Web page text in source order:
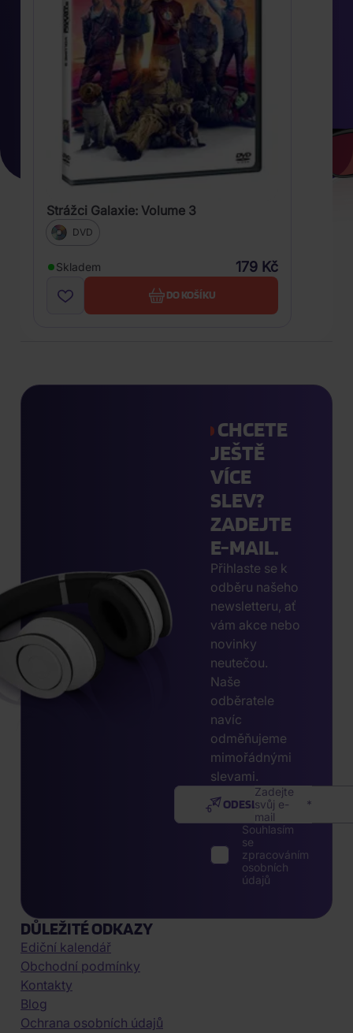
Strážci Galaxie: Volume 3
DVD
Skladem 179 Kč
DO KOŠÍKU
CHCETE
JEŠTĚ
VÍCE
SLEV?
ZADEJTE
E-MAIL.
Přihlaste se k
odběru našeho
newsletteru, ať
vám akce nebo
novinky
neutečou.
Naše
odběratele
navíc
odměňujeme
mimořádnými
slevami.
Zadejte
svůj e-
mail
ODESLAT
Souhlasím
se
zpracováním
osobních
údajů
DŮLEŽITÉ ODKAZY
Ediční kalendář
Obchodní podmínky
Kontakty
Blog
Ochrana osobních údajů